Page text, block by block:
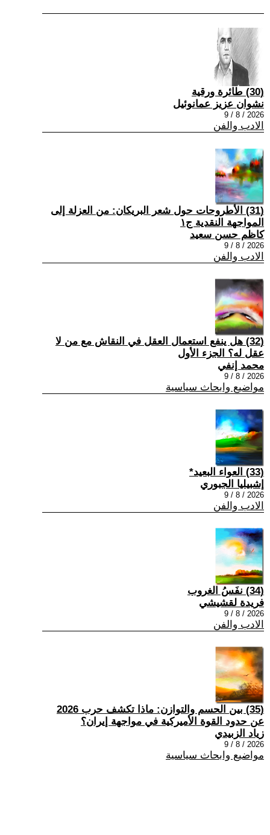
(30) طائرة ورقية
نشوان عزيز عمانوئيل
2026 / 8 / 9
الادب والفن
(31) الأطروحات حول شعر البريكان: من العزلة إلى
المواجهة النقدية ج١
كاظم حسن سعيد
2026 / 8 / 9
الادب والفن
(32) هل ينفع استعمال العقل في النقاش مع من لا
عقل له؟ الجزء الأول
محمد إنفي
2026 / 8 / 9
مواضيع وابحاث سياسية
(33) العواء البعيد*
إشبيليا الجبوري
2026 / 8 / 9
الادب والفن
(34) نفَسُ الغروب
فريدة لقشيشي
2026 / 8 / 9
الادب والفن
(35) بين الحسم والتوازن: ماذا تكشف حرب 2026
عن حدود القوة الأميركية في مواجهة إيران؟
زياد الزبيدي
2026 / 8 / 9
مواضيع وابحاث سياسية